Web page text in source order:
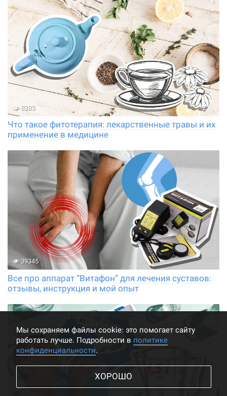
8283
Что такое фитотерапия: лекарственные травы и их
применение в медицине
39345
Все про аппарат “Витафон” для лечения суставов:
отзывы, инструкция и мой опыт
Мы cохраняем файлы cookie: это помогает сайту
работать лучше. Подробности в политике
конфиденциальности.
ХОРОШО